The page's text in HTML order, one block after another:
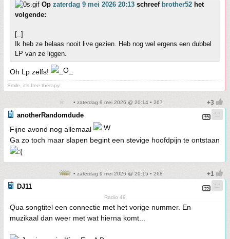
Op zaterdag 9 mei 2026 20:13 schreef brother52 het
volgende:
[..]
Ik heb ze helaas nooit live gezien. Heb nog wel ergens een dubbel
LP van ze liggen.
Oh Lp zelfs!
Smile, it's free therapy.
• zaterdag 9 mei 2026 @ 20:14 • 267
anotherRandomdude
Fijne avond nog allemaal
Ga zo toch maar slapen begint een stevige hoofdpijn te ontstaan
• zaterdag 9 mei 2026 @ 20:15 • 268
DJ11
Radio 49
Qua songtitel een connectie met het vorige nummer. En
muzikaal dan weer met wat hierna komt...